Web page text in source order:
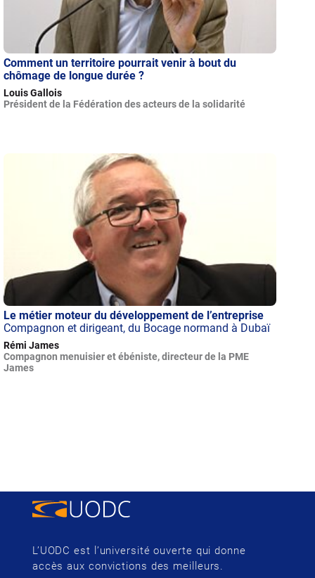
Comment un territoire pourrait venir à bout du
chômage de longue durée ?
Louis Gallois
Président de la Fédération des acteurs de la solidarité
Le métier moteur du développement de l’entreprise
Compagnon et dirigeant, du Bocage normand à Dubaï
Rémi James
Compagnon menuisier et ébéniste, directeur de la PME
James
L’UODC est l’université ouverte qui donne
accès aux convictions des meilleurs.